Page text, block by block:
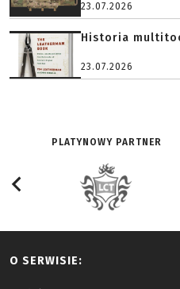
23.07.2026
Historia
23.07.2026
PLATYNOWY PARTNER
O SERWISIE: